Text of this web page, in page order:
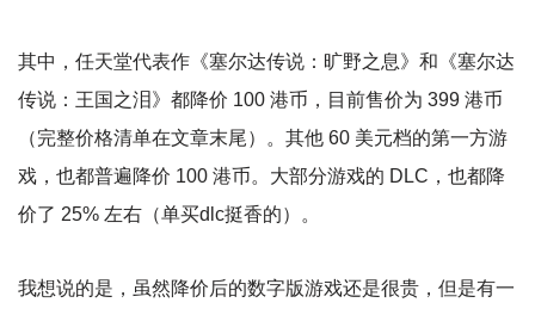
其中，任天堂代表作《塞尔达传说：旷野之息》和《塞尔达
传说：王国之泪》都降价 100 港币，目前售价为 399 港币
（完整价格清单在文章末尾）。其他 60 美元档的第一方游
戏，也都普遍降价 100 港币。大部分游戏的 DLC，也都降
价了 25% 左右（单买dlc挺香的）。
我想说的是，虽然降价后的数字版游戏还是很贵，但是有一